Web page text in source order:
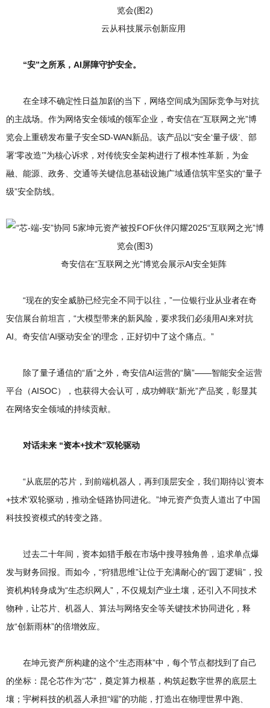
云从科技展示创新应用
“安”之所系，AI屏障守护安全。
在全球不确定性日益加剧的当下，网络空间成为国际竞争与对抗
的主战场。作为网络安全领域的领军企业，奇安信在“互联网之光”博
览会上重磅发布量子安全SD-WAN新品。该产品以“安全‘量子级’、部
署‘零改造’”为核心诉求，对传统安全架构进行了根本性革新，为金
融、能源、政务、交通等关键信息基础设施广域通信筑牢坚实的“量子
级”安全防线。
奇安信在“互联网之光”博览会展示AI安全矩阵
“现在的安全威胁已经完全不同于以往，”一位银行业从业者在奇
安信展台前坦言，“大模型带来的新风险，要求我们必须用AI来对抗
AI。奇安信‘AI驱动安全’的理念，正好切中了这个痛点。”
除了量子通信的“盾”之外，奇安信AI运营的“脑”——智能安全运营
平台（AISOC），也获得大会认可，成功蝉联“新光”产品奖，彰显其
在网络安全领域的持续贡献。
对话未来 “资本+技术”双轮驱动
“从底层的芯片，到前端机器人，再到顶层安全，我们期待以‘资本
+技术’双轮驱动，推动全链路协同进化。”坤元资产负责人道出了中国
科技投资模式的转变之路。
过去二十年间，资本如猎手般在市场中搜寻独角兽，追求单点爆
发与财务回报。而如今，“狩猎思维”让位于充满耐心的“园丁逻辑”，投
资机构转身成为“生态织网人”，不仅规划产业土壤，还引入不同技术
物种，让芯片、机器人、算法与网络安全等关键技术协同进化，释
放“创新雨林”的倍增效应。
在坤元资产所构建的这个“生态雨林”中，每个节点都找到了自己
的坐标：昆仑芯作为“芯”，奠定算力根基，构筑起数字世界的底层土
壤；宇树科技的机器人承担“端”的功能，打造出在物理世界中跑、